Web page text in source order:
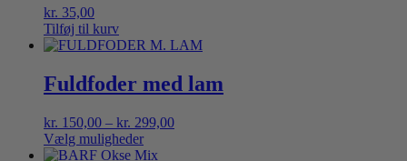
kr. 35,00
Tilføj til kurv
Fuldfoder med lam
kr. 150,00 – kr. 299,00Prisinterval:
Vælg muligheder
Dette